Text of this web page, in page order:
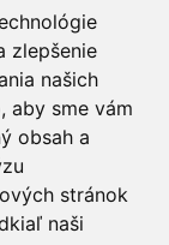
zlepšenie
našich
aby sme vám
obsah a
stránok
naši